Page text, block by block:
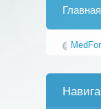
Главная